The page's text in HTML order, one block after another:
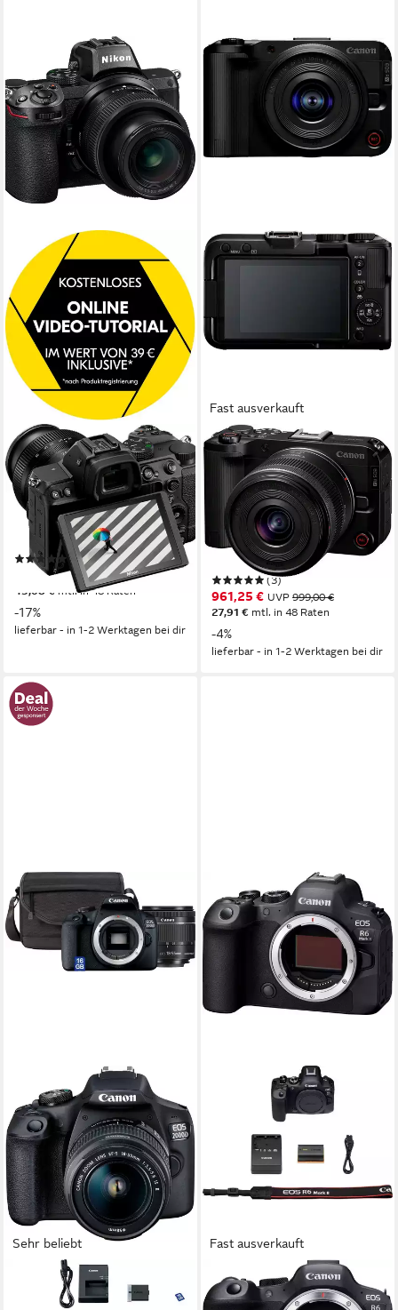
NIKON
Z 5 KIT 24-50 mm 1:4.0-6.3
Systemkamera
24,3 MP Auflösung Foto
4K Ultra HD Auflösung Video
24-50 mm
Brennweite
(17)
1.552,86 € UVP1.869,00 €
45,08 € mtl. in 48 Raten
-17%
lieferbar - in 1-2 Werktagen bei dir
Fast ausverkauft
CANON
EOS R50 V + RF-S 14-30mm
F4-6.3 IS STM PZ Kit
Systemkamera
25,5 MP
Auflösung Foto
4K Ultra HD Auflösung Video
14-30 mm Brennweite
(3)
961,25 € UVP 999,00 €
27,91 € mtl. in 48 Raten
-4%
lieferbar - in 1-2 Werktagen bei dir
Sehr beliebt
EOS 2000D Kit
Fast ausverkauft
CANON
EOS R6 Mark II Body